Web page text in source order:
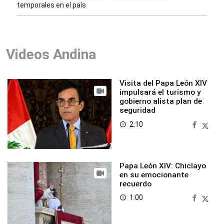
temporales en el país
Videos Andina
Visita del Papa León XIV
impulsará el turismo y
gobierno alista plan de
seguridad
access_time 2:10
Papa León XIV: Chiclayo
en su emocionante
recuerdo
access_time 1:00